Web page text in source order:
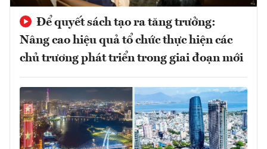
Để quyết sách tạo ra tăng trưởng:
Nâng cao hiệu quả tổ chức thực hiện các
chủ trương phát triển trong giai đoạn mới